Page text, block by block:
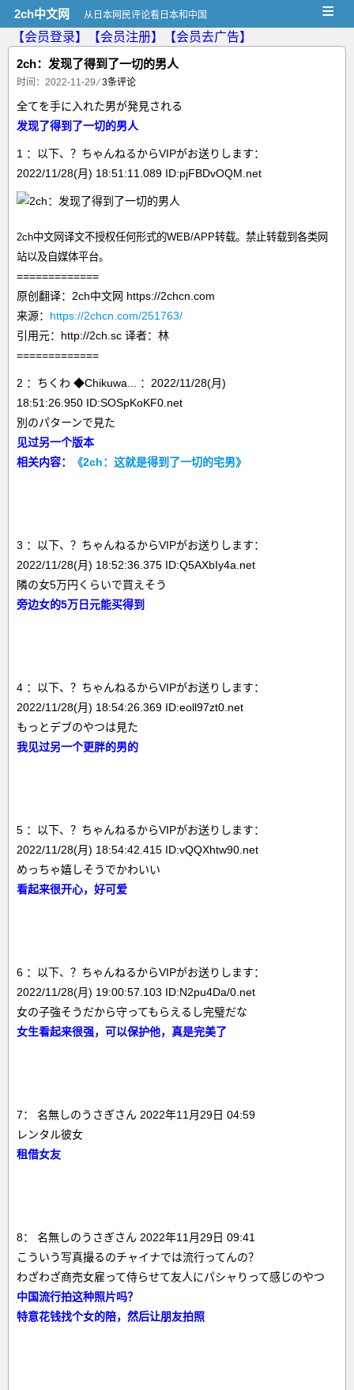
2ch中文网 从日本网民评论看日本和中国 ≡
【会员登录】 【会员注册】
【会员去广告】
2ch：发现了得到了一切的男人
时间：2022-11-29 ⁄3条评论
全てを手に入れた男が発見される
发现了得到了一切的男人
1 ：以下、？ちゃんねるからVIPがお送りします：
2022/11/28(月) 18:51:11.089 ID:pjFBDvOQM.net
2ch中文网译文不授权任何形式的WEB/APP转载。禁止转载到各类网
站以及自媒体平台。
=============
原创翻译：2ch中文网 https://2chcn.com
来源： https://2chcn.com/251763/
引用元：http://2ch.sc 译者：林
=============
2 ：ちくわ ◆Chikuwa... ：2022/11/28(月)
18:51:26.950 ID:SOSpKoKF0.net
別のパターンで見た
见过另一个版本
相关内容：
《2ch：这就是得到了一切的宅男》
3 ：以下、？ちゃんねるからVIPがお送りします：
2022/11/28(月) 18:52:36.375 ID:Q5AXbIy4a.net
隣の女5万円くらいで買えそう
旁边女的5万日元能买得到
4 ：以下、？ちゃんねるからVIPがお送りします：
2022/11/28(月) 18:54:26.369 ID:eoll97zt0.net
もっとデブのやつは見た
我见过另一个更胖的男的
5 ：以下、？ちゃんねるからVIPがお送りします：
2022/11/28(月) 18:54:42.415 ID:vQQXhtw90.net
めっちゃ嬉しそうでかわいい
看起来很开心，好可爱
6 ：以下、？ちゃんねるからVIPがお送りします：
2022/11/28(月) 19:00:57.103 ID:N2pu4Da/0.net
女の子強そうだから守ってもらえるし完璧だな
女生看起来很强，可以保护他，真是完美了
7： 名無しのうさぎさん 2022年11月29日 04:59
レンタル彼女
租借女友
8： 名無しのうさぎさん 2022年11月29日 09:41
こういう写真撮るのチャイナでは流行ってんの？
わざわざ商売女雇って侍らせて友人にパシャりって感じのやつ
中国流行拍这种照片吗？
特意花钱找个女的陪，然后让朋友拍照